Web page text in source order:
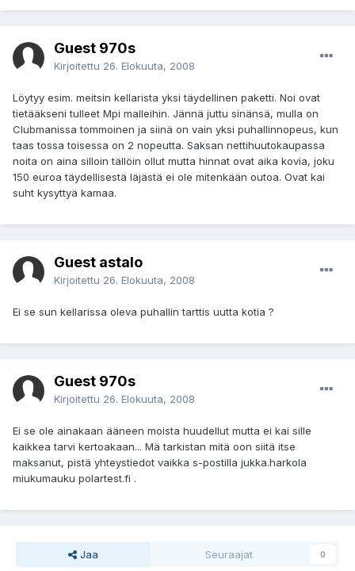
Guest 970s
Kirjoitettu 26. Elokuuta, 2008
Löytyy esim. meitsin kellarista yksi täydellinen paketti. Noi ovat
tietääkseni tulleet Mpi malleihin. Jännä juttu sinänsä, mulla on
Clubmanissa tommoinen ja siinä on vain yksi puhallinnopeus, kun
taas tossa toisessa on 2 nopeutta. Saksan nettihuutokaupassa
noita on aina silloin tällöin ollut mutta hinnat ovat aika kovia, joku
150 euroa täydellisestä läjästä ei ole mitenkään outoa. Ovat kai
suht kysyttyä kamaa.
Guest astalo
Kirjoitettu 26. Elokuuta, 2008
Ei se sun kellarissa oleva puhallin tarttis uutta kotia ?
Guest 970s
Kirjoitettu 26. Elokuuta, 2008
Ei se ole ainakaan ääneen moista huudellut mutta ei kai sille
kaikkea tarvi kertoakaan... Mä tarkistan mitä oon siitä itse
maksanut, pistä yhteystiedot vaikka s-postilla jukka.harkola
miukumauku polartest.fi .
Jaa Seuraajat 0